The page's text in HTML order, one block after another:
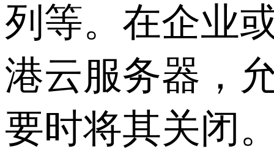
列等。在企业
港云服务器，
要时将其关闭